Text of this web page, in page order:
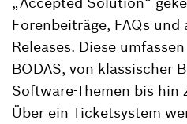
Forenbeiträge, FAQs
Releases. Diese
BODAS, von klassischer
Software-Themen bis hin
Über ein Ticketsystem